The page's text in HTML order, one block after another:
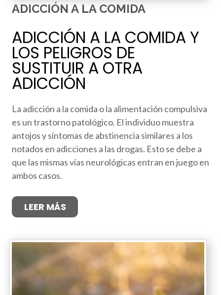
ADICCIÓN A LA COMIDA
ADICCIÓN A LA COMIDA Y
LOS PELIGROS DE
SUSTITUIR A OTRA
ADICCIÓN
La adicción a la comida o la alimentación compulsiva
es un trastorno patológico. El individuo muestra
antojos y síntomas de abstinencia similares a los
notados en adicciones a las drogas. Esto se debe a
que las mismas vías neurológicas entran en juego en
ambos casos.
LEER MÁS